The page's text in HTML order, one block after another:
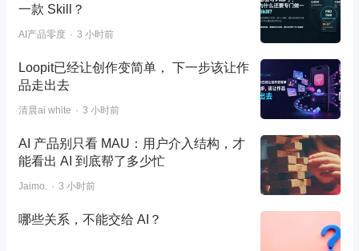
一款 Skill？
AI产品零度 3 小时前
Loopit已经让创作变简单， 下一步该让作
品走出去
清晨ai white 3 小时前
AI 产品别只看 MAU：用户介入结构，才
能看出 AI 到底帮了多少忙
Jaimo. 3 小时前
哪些关系，不能交给 AI？